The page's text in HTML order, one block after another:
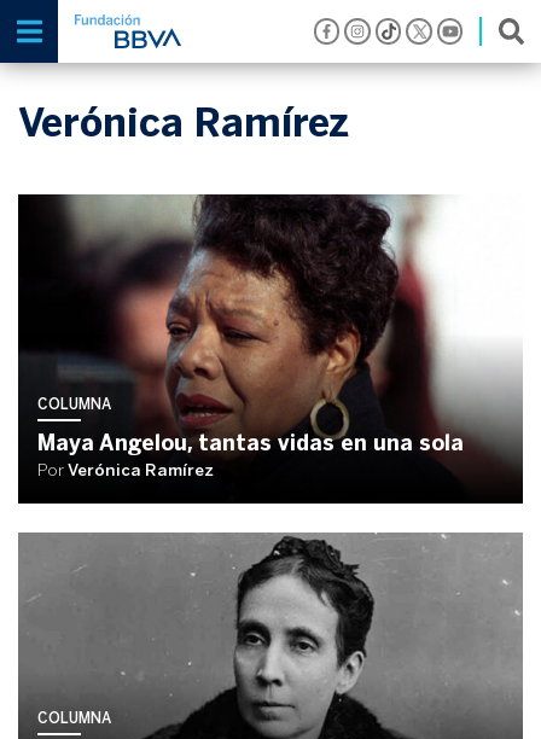
Verónica Ramírez
COLUMNA
Maya Angelou, tantas vidas en una sola
PorVerónica Ramírez
COLUMNA